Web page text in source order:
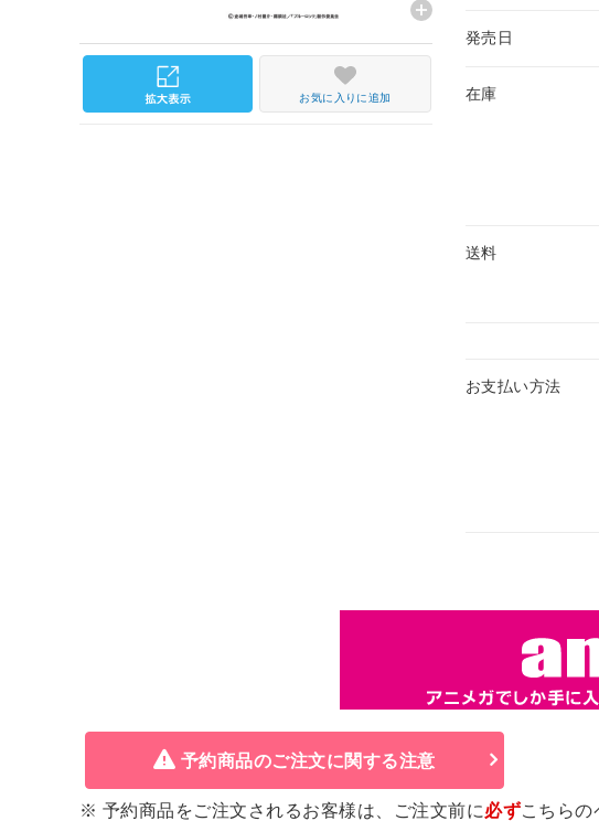
発売日
在庫
送料
お支払い方法
お気に入りに追加
予約商品のご注文に関する注意
※ 予約商品をご注文されるお客様は、ご注文前に必ずこちらの